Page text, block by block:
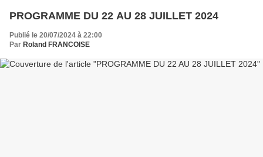
PROGRAMME DU 22 AU 28 JUILLET 2024
Publié le 20/07/2024 à 22:00
Par Roland FRANCOISE